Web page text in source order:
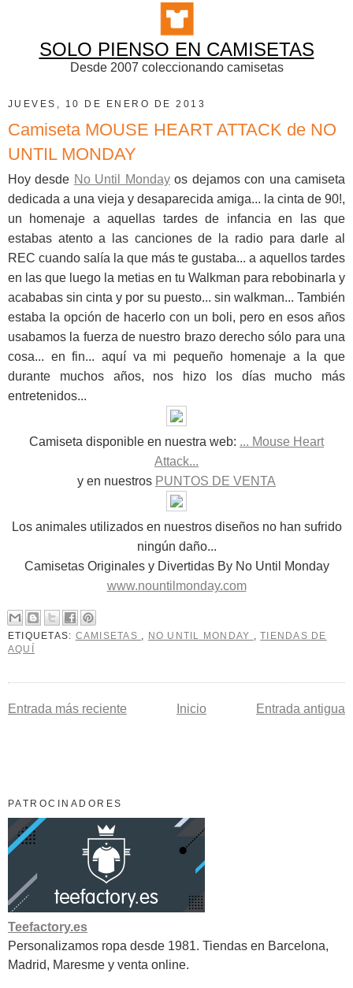
SOLO PIENSO EN CAMISETAS
Desde 2007 coleccionando camisetas
JUEVES, 10 DE ENERO DE 2013
Camiseta MOUSE HEART ATTACK de NO
UNTIL MONDAY
Hoy desde No Until Mondayos dejamos con una camiseta
dedicada a una vieja y desaparecida amiga... la cinta de 90!,
un homenaje a aquellas tardes de infancia en las que
estabas atento a las canciones de la radio para darle al
REC cuando salía la que más te gustaba... a aquellos tardes
en las que luego la metias en tu Walkman para rebobinarla y
acababas sin cinta y por su puesto... sin walkman... También
estaba la opción de hacerlo con un boli, pero en esos años
usabamos la fuerza de nuestro brazo derecho sólo para una
cosa... en fin... aquí va mi pequeño homenaje a la que
durante muchos años, nos hizo los días mucho más
entretenidos...
Camiseta disponible en nuestra web: ... Mouse Heart
Attack...
y en nuestros PUNTOS DE VENTA
Los animales utilizados en nuestros diseños no han sufrido
ningún daño...
Camisetas Originales y Divertidas By No Until Monday
www.nountilmonday.com
ETIQUETAS: CAMISETAS , NO UNTIL MONDAY ,TIENDAS DE
AQUÍ
Entrada más reciente Entrada antigua
Inicio
PATROCINADORES
Teefactory.es
Personalizamos ropa desde 1981. Tiendas en Barcelona,
Madrid, Maresme y venta online.